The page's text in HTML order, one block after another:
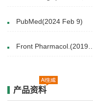
PubMed(2024 Feb 9)
Front Pharmacol.(2019 Nov 13)
产品资料